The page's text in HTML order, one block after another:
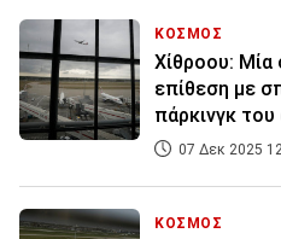
ΚΟΣΜΟΣ
Χίθροου: Μία
επίθεση με
πάρκινγκ
07 Δεκ 2025
ΚΟΣΜΟΣ